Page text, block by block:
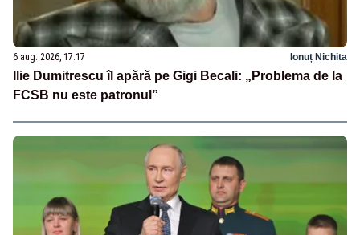
6 aug. 2026, 17:17 Ionuț Nichita
Ilie Dumitrescu îl apără pe Gigi Becali: „Problema de la
FCSB nu este patronul”